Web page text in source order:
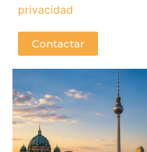
privacidad